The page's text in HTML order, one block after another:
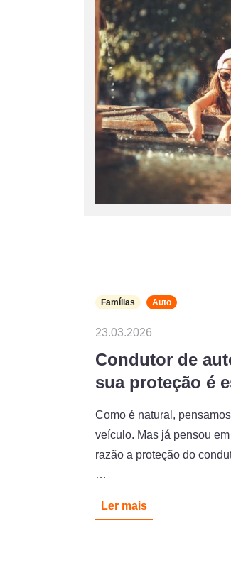
Famílias Auto
23.03.2026
Condutor de
sua proteção é
Como é natural,
veículo. Mas já pensou
razão a proteção do
…
Ler mais